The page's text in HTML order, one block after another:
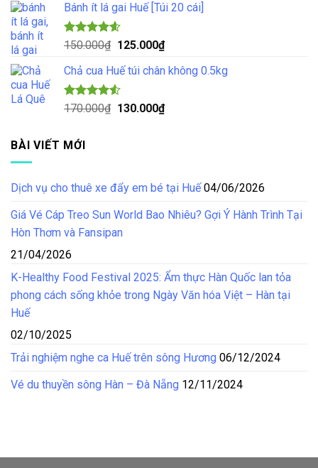
5 sao
là:
100.000₫.
tại
85.000₫.
Bánh ít lá gai Huế [Túi 20 cái]
Được xếp
4.57
5 sao
150.000₫ Giá
là:
150.000₫.
125.000₫Giá
tại
125.000₫.
Chả cua Huế túi chân không 0.5kg
Được xếp
4.50
170.000₫ Giá
130.000₫Giá
BÀI VIẾT MỚI
Dịch vụ cho thuê xe đẩy em bé tại Huế 04/06/2026
Giá Vé Cáp Treo Sun World Bao Nhiêu? Gợi Ý Hành Trình Tại
Hòn Thơm và Fansipan
21/04/2026
K-Healthy Food Festival 2025: Ẩm thực Hàn Quốc lan tỏa
phong cách sống khỏe trong Ngày Văn hóa Việt – Hàn tại
Huế
02/10/2025
Trải nghiệm nghe ca Huế trên sông Hương 06/12/2024
Vé du thuyền sông Hàn – Đà Nẵng 12/11/2024